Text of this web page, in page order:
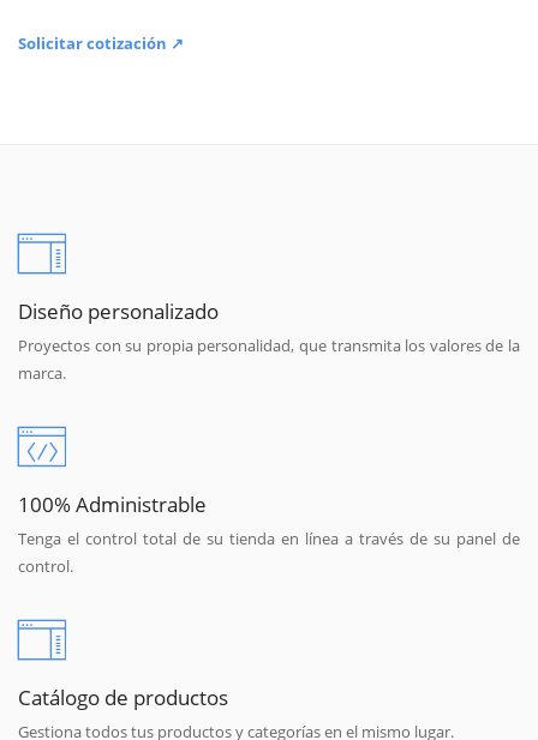
Solicitar cotización ↗
Diseño personalizado
Proyectos con su propia personalidad, que transmita los valores de la
marca.
100% Administrable
Tenga el control total de su tienda en línea a través de su panel de
control.
Catálogo de productos
Gestiona todos tus productos y categorías en el mismo lugar.